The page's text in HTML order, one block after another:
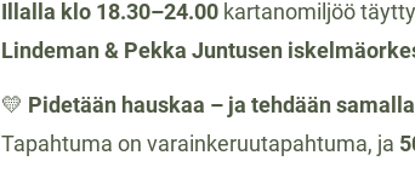
Illalla klo 18.30–24.00 kartanomiljöö
Lindeman & Pekka Juntusen
💛 Pidetään hauskaa – ja tehdään
Tapahtuma on varainkeruutapahtuma, ja